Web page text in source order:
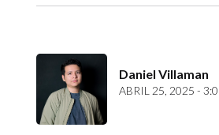
Daniel Villaman
ABRIL 25, 2025 -